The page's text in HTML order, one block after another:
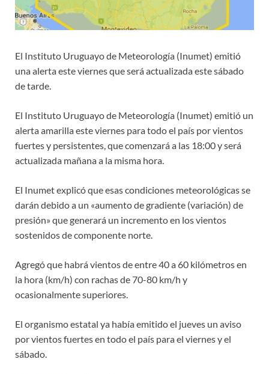
El Instituto Uruguayo de Meteorología (Inumet) emitió
una alerta este viernes que será actualizada este sábado
de tarde.
El Instituto Uruguayo de Meteorología (Inumet) emitió un
alerta amarilla este viernes para todo el país por vientos
fuertes y persistentes, que comenzará a las 18:00 y será
actualizada mañana a la misma hora.
El Inumet explicó que esas condiciones meteorológicas se
darán debido a un «aumento de gradiente (variación) de
presión» que generará un incremento en los vientos
sostenidos de componente norte.
Agregó que habrá vientos de entre 40 a 60 kilómetros en
la hora (km/h) con rachas de 70-80 km/h y
ocasionalmente superiores.
El organismo estatal ya había emitido el jueves un aviso
por vientos fuertes en todo el país para el viernes y el
sábado.